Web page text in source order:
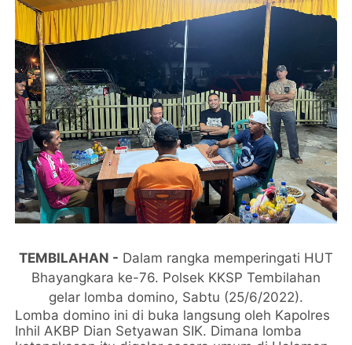
TEMBILAHAN - Dalam rangka memperingati HUT
Bhayangkara ke-76. Polsek KKSP Tembilahan
gelar lomba domino, Sabtu (25/6/2022).
Lomba domino ini di buka langsung oleh Kapolres
Inhil AKBP Dian Setyawan SIK. Dimana lomba